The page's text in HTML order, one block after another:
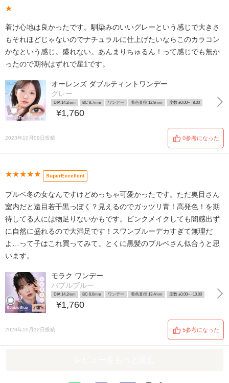
★
着け心地は良かったです。馴染みのいいグレーという感じで大きさ
もそれほどじゃないのでナチュラルに仕上げたいならこのカラコン
かなという感じ。盛れない。あんまりちゅるん！って感じでも無か
ったので期待はずれで星1です。
オーレンズ ダブルティントワンデー
グレー
DIA 14.2mm BC 8.7mm ワンデー 着色直径 12.9mm 度数 ±0.00~ -8.00
¥1,760
2023年10月09日投稿 0参考になった
★★★★★ SuperExcellent
ブルベ冬の女なんですけどめっちゃ可愛かったです。ただ奥目さん
室内だと遠目若干黒っぽく？見えるのでガッツリ青！高発色！を期
待してる人には物足りないかもです。ピンクメイクしても闇感出ず
に自然に盛れるので大満足です！スワンブルーデカすぎて無理だ
よ…って子はこれ買ってみて。とくに黒髪のブルベさん似合うと思
います。
モラク ワンデー
バブルブルー
DIA 14.2mm BC 8.6mm ワンデー 着色直径 13.4mm 度数 ±0.00~ -10.00
¥1,760
2023年10月12日投稿 5参考になった